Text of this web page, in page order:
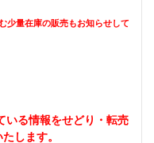
少量在庫の販売もお知らせして
いる情報をせどり・転売
します。